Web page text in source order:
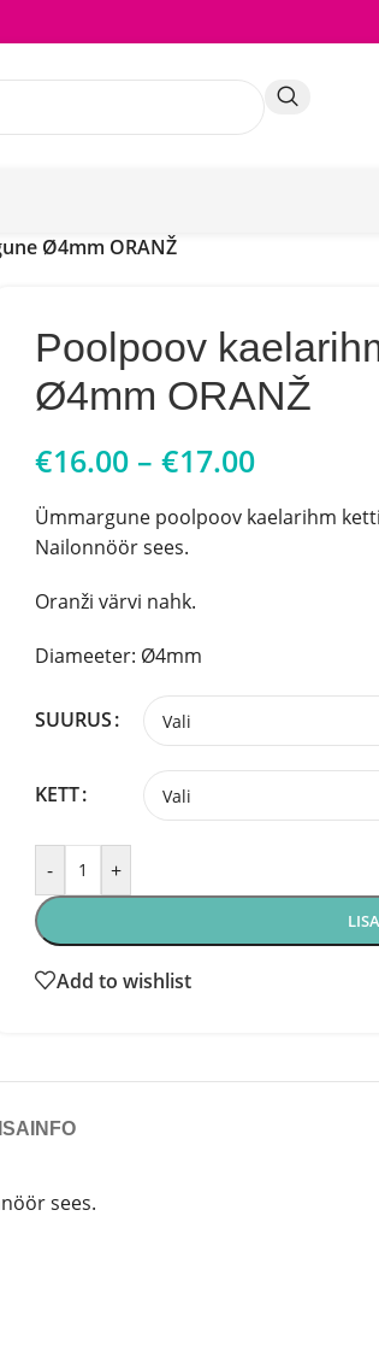
Ø4mm ORANŽ
Poolpoov
Ø4mm ORANŽ
€16.00 – €17.00
Ümmargune poolpoov kaelarihm
Nailonnöör sees.
Oranži värvi nahk.
Diameeter: Ø4mm
SUURUS
KETT
- +
Add to wishlist
sees.